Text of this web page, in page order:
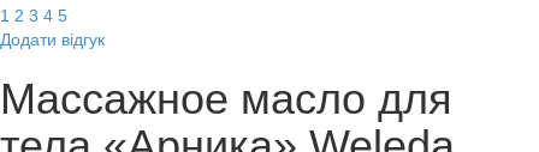
1 2 3 4 5
Додати відгук
Массажное масло для